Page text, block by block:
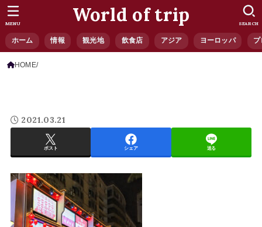
World of trip
ホーム 情報 観光地 飲食店 アジア ヨーロッパ プ
SEARCH
MENU
HOME
2021.03.21
ポスト シェア 送る